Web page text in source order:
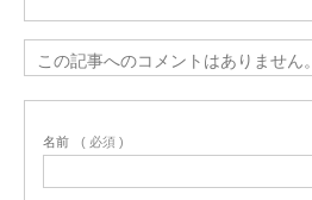
この記事へのコメントはありません。
名前 ( 必須 )